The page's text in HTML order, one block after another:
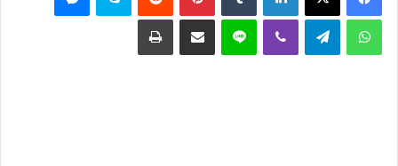
واتساب تيلقرام لاين